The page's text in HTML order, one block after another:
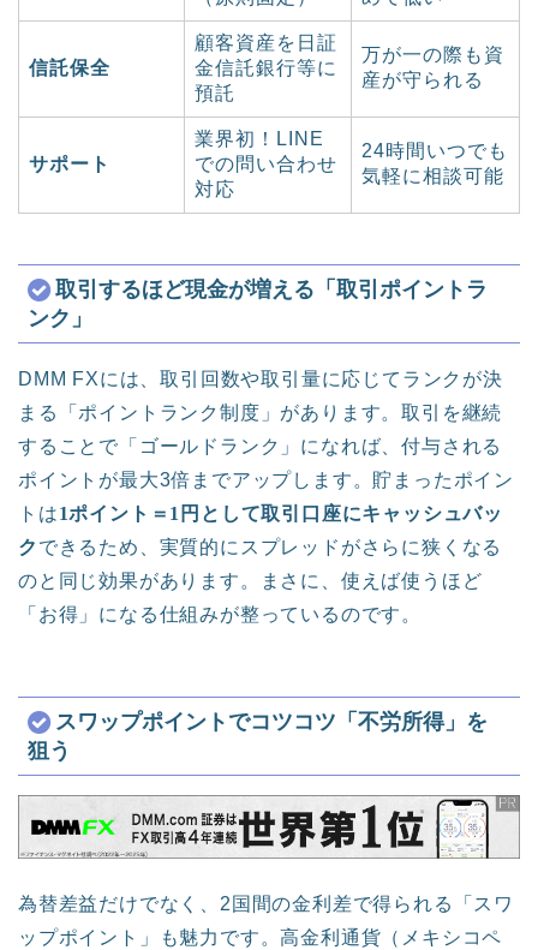
信託保全
顧客資産を日証
金信託銀行等に
預託
万が一の際も資
産が守られる
サポート
業界初！LINE
での問い合わせ
対応
24時間いつでも
気軽に相談可能
取引するほど現金が増える「取引ポイントラ
ンク」
DMM FXには、取引回数や取引量に応じてランクが決
まる「ポイントランク制度」があります。取引を継続
することで「ゴールドランク」になれば、付与される
ポイントが最大3倍までアップします。貯まったポイン
トは1ポイント＝1円として取引口座にキャッシュバッ
ク できるため、実質的にスプレッドがさらに狭くなる
のと同じ効果があります。まさに、使えば使うほど
「お得」になる仕組みが整っているのです。
スワップポイントでコツコツ「不労所得」を
狙う
為替差益だけでなく、2国間の金利差で得られる「スワ
ップポイント」も魅力です。高金利通貨（メキシコペ